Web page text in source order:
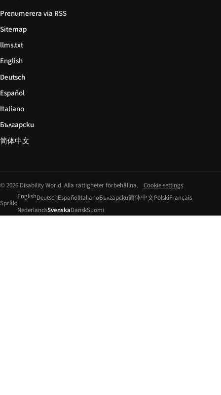
Prenumerera via RSS
Sitemap
llms.txt
English
Deutsch
Español
Italiano
Български
简体中文
© 2026 Disability World. Alla rättigheter förbehållna. Cookie settings
Språk:
EnglishDeutschEspañolItalianoБългарски简体中文PolskiFrançais
NederlandsSvenskaDanskSuomi